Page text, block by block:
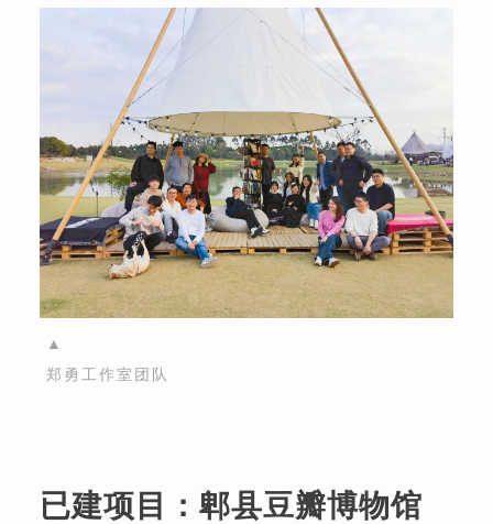
▲
郑勇工作室团队
已建项目： 郫县豆瓣博物馆